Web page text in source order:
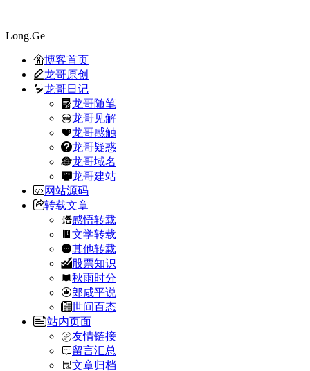
Long.Ge
博客首页
龙哥原创
龙哥日记
龙哥随笔
龙哥见解
龙哥感触
龙哥疑惑
龙哥域名
龙哥建站
网站源码
转载文章
感悟转载
文学转载
其他转载
股票知识
秋雨时分
郎咸平说
世间百态
站内页面
友情链接
留言汇总
文章归档